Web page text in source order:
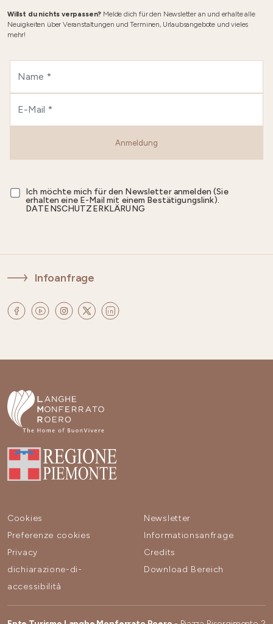
Willst du nichts verpassen? Melde dich für den Newsletter an und erhalte alle
Neuigkeiten über Veranstaltungen und Terminen, Urlaubsangebote und vieles
mehr!
Anmeldung
Ich möchte mich für den Newsletter anmelden (Sie
erhalten eine E-Mail mit einem Bestätigungslink).
DATENSCHUTZERKLÄRUNG
Infoanfrage
Cookies
Preferenze cookies
Privacy
dichiarazione-di-
accessibilità
Newsletter
Informationsanfrage
Credits
Download Bereich